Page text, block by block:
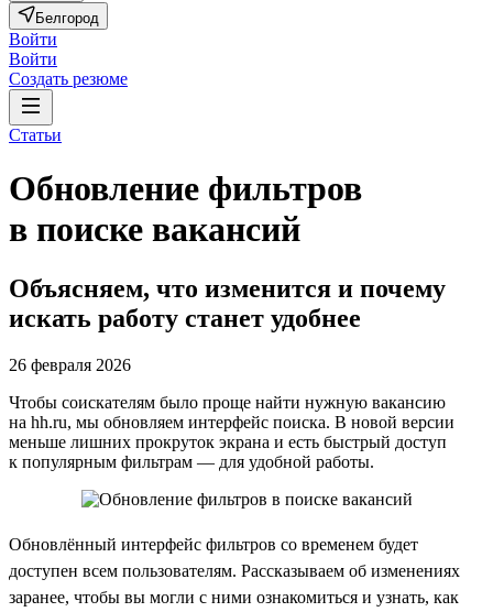
Белгород
Войти
Войти
Создать резюме
Статьи
Обновление фильтров
в поиске вакансий
Объясняем, что изменится и почему
искать работу станет удобнее
26 февраля 2026
Чтобы соискателям было проще найти нужную вакансию
на hh.ru, мы обновляем интерфейс поиска. В новой версии
меньше лишних прокруток экрана и есть быстрый доступ
к популярным фильтрам — для удобной работы.
Обновлённый интерфейс фильтров со временем будет
доступен всем пользователям. Рассказываем об изменениях
заранее, чтобы вы могли с ними ознакомиться и узнать, как